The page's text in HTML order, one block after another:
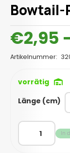
Bowtail-
€2,95
Artikelnummer:
vorrätig
Länge (cm)
Bowtail-
Regenbogen
Menge
In